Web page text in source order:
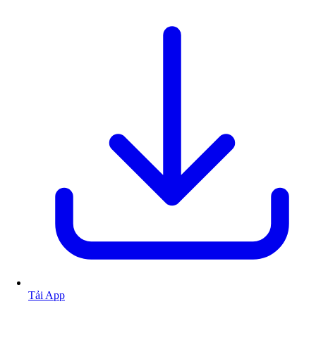
Tải App